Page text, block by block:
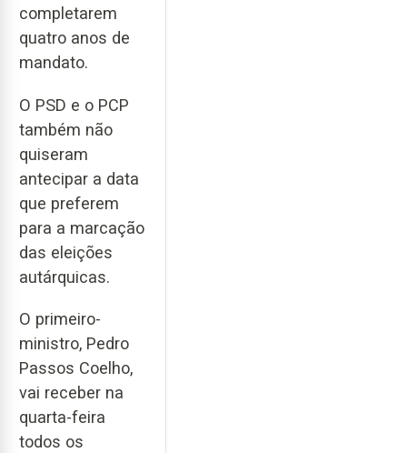
completarem
quatro anos de
mandato.
O PSD e o PCP
também não
quiseram
antecipar a data
que preferem
para a marcação
das eleições
autárquicas.
O primeiro-
ministro, Pedro
Passos Coelho,
vai receber na
quarta-feira
todos os